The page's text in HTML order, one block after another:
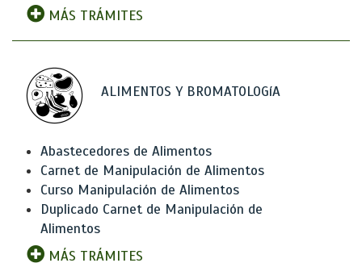
MÁS TRÁMITES
ALIMENTOS Y BROMATOLOGíA
Abastecedores de Alimentos
Carnet de Manipulación de Alimentos
Curso Manipulación de Alimentos
Duplicado Carnet de Manipulación de
Alimentos
MÁS TRÁMITES